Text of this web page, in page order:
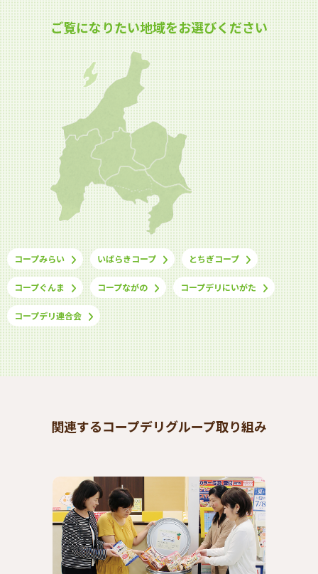
ご覧になりたい地域をお選びください
コープみらい いばらきコープ とちぎコープ
コープぐんま コープながの コープデリにいがた
コープデリ連合会
関連するコープデリグループ取り組み